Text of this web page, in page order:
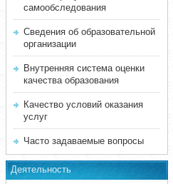
самообследования
Сведения об образовательной
организации
Внутренняя система оценки
качества образования
Качество условий оказания
услуг
Часто задаваемые вопросы
Деятельность